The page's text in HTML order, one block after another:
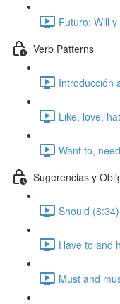
Futuro: Will
Verb Patterns
Introducción
Like, love,
Want to,
Sugerencias y
Should (8:34)
Have to and
Must and